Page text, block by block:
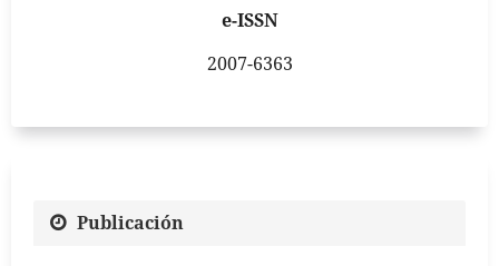
e-ISSN
2007-6363
Publicación